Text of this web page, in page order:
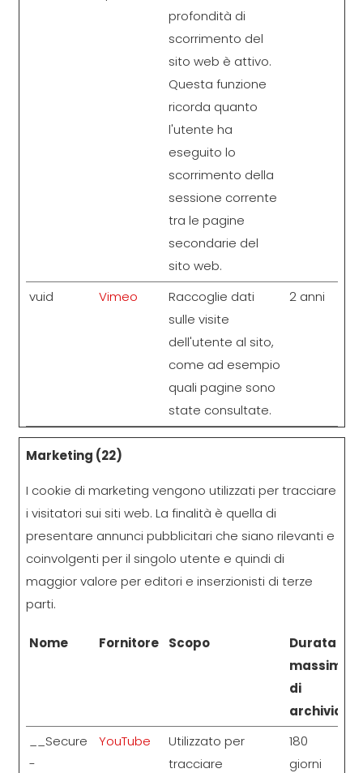
profondità di
scorrimento del
sito web è attivo.
Questa funzione
ricorda quanto
l'utente ha
eseguito lo
scorrimento della
sessione corrente
tra le pagine
secondarie del
sito web.
vuid Vimeo
Raccoglie dati
sulle visite
dell'utente al sito,
come ad esempio
quali pagine sono
state consultate.
2 anni
Marketing (22)
I cookie di marketing vengono utilizzati per tracciare
i visitatori sui siti web. La finalità è quella di
presentare annunci pubblicitari che siano rilevanti e
coinvolgenti per il singolo utente e quindi di
maggior valore per editori e inserzionisti di terze
parti.
Nome Fornitore Scopo
Durata
massima
di
__Secure
-
YouTube
Utilizzato per
tracciare
180
giorni